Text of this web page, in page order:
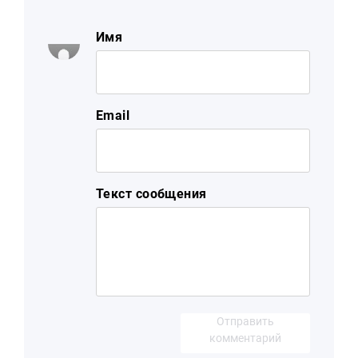
Имя
Email
Текст сообщения
Отправить
комментарий